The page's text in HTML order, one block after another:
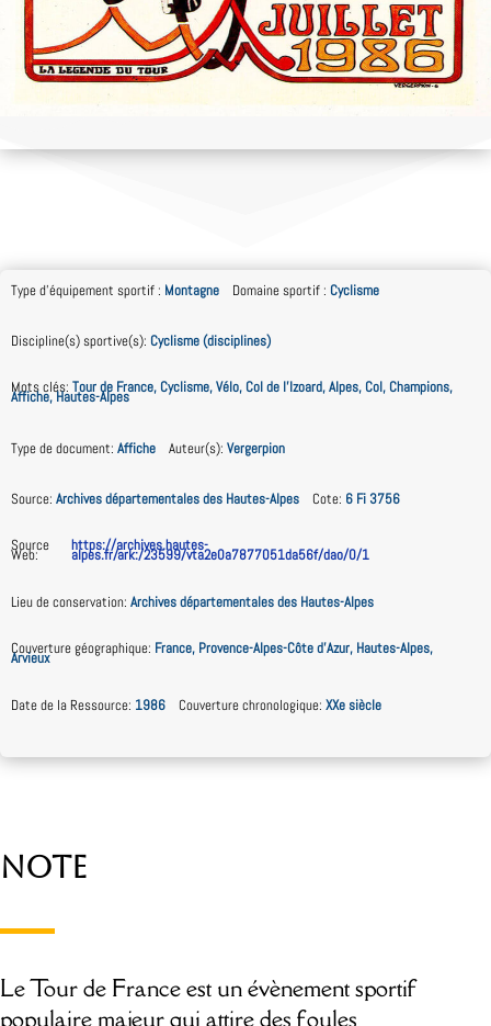
Type d'équipement sportif : Montagne Domaine sportif : Cyclisme
Discipline(s) sportive(s): Cyclisme (disciplines)
Mots clés: Tour de France, Cyclisme, Vélo, Col de l’Izoard, Alpes, Col, Champions,
Affiche, Hautes-Alpes
Type de document: Affiche Auteur(s): Vergerpion
Source: Archives départementales des Hautes-Alpes Cote: 6 Fi 3756
Source
Web:
https://archives.hautes-
alpes.fr/ark:/23599/vta2e0a7877051da56f/dao/0/1
Lieu de conservation: Archives départementales des Hautes-Alpes
Couverture géographique: France, Provence-Alpes-Côte d’Azur, Hautes-Alpes,
Arvieux
Date de la Ressource: 1986 Couverture chronologique: XXe siècle
Note
Le Tour de France est un évènement sportif
populaire majeur qui attire des foules